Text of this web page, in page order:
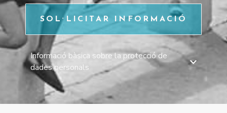
SOL·LICITAR INFORMACIÓ
Informació bàsica sobre la protecció de
dades personals